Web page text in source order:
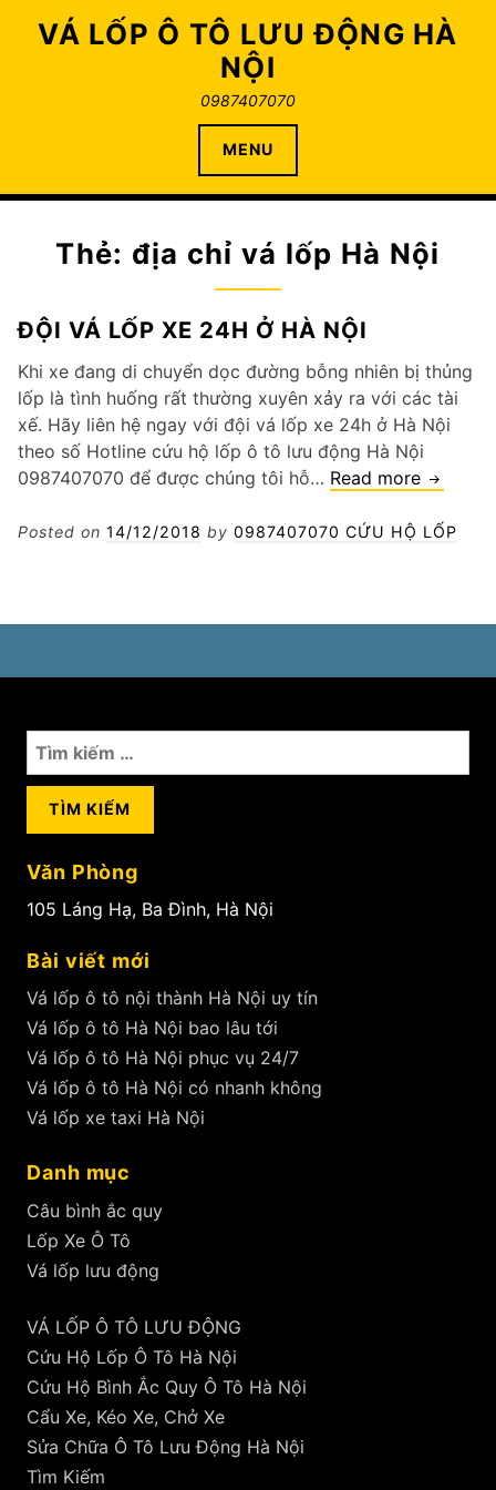
VÁ LỐP Ô TÔ LƯU ĐỘNG HÀ
NỘI
0987407070
MENU
Thẻ: địa chỉ vá lốp Hà Nội
ĐỘI VÁ LỐP XE 24H Ở HÀ NỘI
Khi xe đang di chuyển dọc đường bỗng nhiên bị thủng
lốp là tình huống rất thường xuyên xảy ra với các tài
xế. Hãy liên hệ ngay với đội vá lốp xe 24h ở Hà Nội
theo số Hotline cứu hộ lốp ô tô lưu động Hà Nội
0987407070 để được chúng tôi hỗ… Read more Đội
lốp
Posted on 14/12/2018 by 0987407070 CỨU HỘ LỐP
Tìm
kiếm
cho:
Văn Phòng
105 Láng Hạ, Ba Đình, Hà Nội
Bài viết mới
Vá lốp ô tô nội thành Hà Nội uy tín
Vá lốp ô tô Hà Nội bao lâu tới
Vá lốp ô tô Hà Nội phục vụ 24/7
Vá lốp ô tô Hà Nội có nhanh không
Vá lốp xe taxi Hà Nội
Danh mục
Câu bình ắc quy
Lốp Xe Ô Tô
Vá lốp lưu động
VÁ LỐP Ô TÔ LƯU ĐỘNG
Cứu Hộ Lốp Ô Tô Hà Nội
Cứu Hộ Bình Ắc Quy Ô Tô Hà Nội
Cẩu Xe, Kéo Xe, Chở Xe
Sửa Chữa Ô Tô Lưu Động Hà Nội
Tìm Kiếm